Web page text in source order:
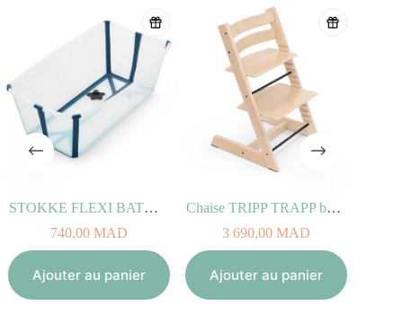
STOKKE FLEXI BATH Transparent Bleu
740,00MAD
au panier
Chaise TRIPP TRAPP bois de Hêtre Naturel
3 690,00MAD
Ajouter au panier